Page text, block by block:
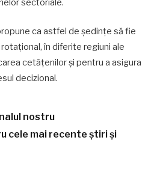
ca astfel de ședințe să fie
în diferite regiuni ale
cetățenilor și pentru a asigura
decizional.
nostru
cele mai recente știri și